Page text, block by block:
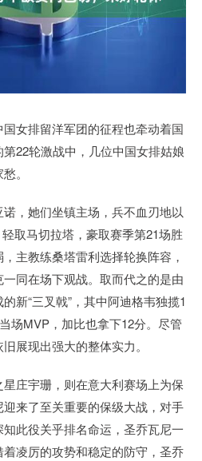
女排留洋军团的征程也牵动着国
22轮激战中，几位中国女排姑娘
。
，她们坐镇主场，兵不血刃地以
取马切拉塔，豪取赛季第21场胜
主教练桑塔雷利选择轮换阵容，
同在场下观战。取而代之的是由
新“三叉戟”，其中阿迪格韦独揽1
场MVP，加比也拿下12分。尽管
展现出强大的整体实力。
庄宇珊，则在意大利赛场上为保
来了至关重要的保级大战，对手
此役关乎排名命运，圣乔瓦尼一
凌厉的攻势和稳定的防守，圣乔